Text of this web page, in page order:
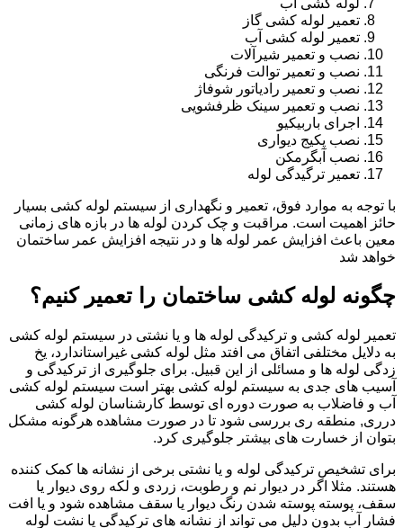
تعمیر لوله کشی گاز
تعمیر لوله کشی آب
نصب و تعمیر شیرآلات
نصب و تعمیر توالت فرنگی
نصب و تعمیر رادیاتور شوفاژ
نصب و تعمیر سینک ظرفشویی
اجرای باربیکیو
نصب پکیج دیواری
نصب آبگرمکن
تعمیر ترگیدگی لوله
با توجه به موارد فوق، تعمیر و نگهداری از سیستم لوله کشی بسیار
حائز اهمیت است. مراقبت و چک کردن لوله ها در بازه های زمانی
معین باعث افزایش عمر لوله ها و در نتیجه افزایش عمر ساختمان
خواهد شد
چگونه لوله کشی ساختمان را تعمیر کنیم؟
تعمیر لوله کشی و ترکیدگی لوله ها و یا نشتی در سیستم لوله کشی
به دلایل مختلفی اتفاق می افتد مثل لوله کشی غیراستاندارد، یخ
زدگی لوله ها و مسائلی از این قبیل. برای جلوگیری از ترکیدگی و
آسیب های جدی به سیستم لوله کشی بهتر است سیستم لوله کشی
آب و فاضلاب به صورت دوره ای توسط کارشناسان لوله کشی
درری, منطقه ری بررسی شود تا در صورت مشاهده هرگونه مشکل
بتوان از خسارت های بیشتر جلوگیری کرد.
برای تشخیص ترکیدگی لوله و یا نشتی برخی از نشانه ها کمک کننده
هستند. مثلا اگر در دیوار نم و رطوبت، زردی و لکه روی دیوار یا
سقف، پوسته پوسته شدن رنگ دیوار یا سقف مشاهده شود و یا افت
فشار آب بدون دلیل می تواند از نشانه های ترکیدگی یا نشت لوله